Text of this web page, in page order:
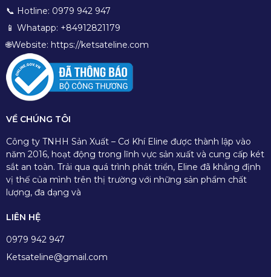
📞 Hotline: 0979 942 947
📱 Whatapp: +84912821179
🌐Website: https://ketsateline.com
VỀ CHÚNG TÔI
Công ty TNHH Sản Xuất – Cơ Khí Eline được thành lập vào
năm 2016, hoạt động trong lĩnh vực sản xuất và cung cấp két
sắt an toàn. Trải qua quá trình phát triển, Eline đã khẳng định
vị thế của mình trên thị trường với những sản phẩm chất
lượng, đa dạng và
LIÊN HỆ
0979 942 947
Ketsateline@gmail.com